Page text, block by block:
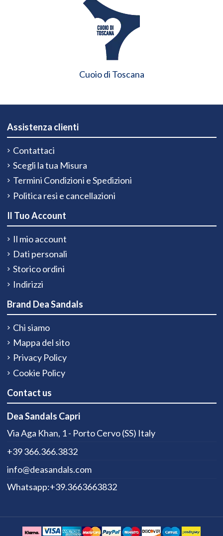
Cuoio di Toscana
Assistenza clienti
Contattaci
Scegli la tua Misura
Termini Condizioni e Spedizioni
Politica resi e cancellazioni
Il Tuo Account
Il mio account
Dati personali
Storico ordini
Indirizzi
Brand Dea Sandals
Chi siamo
Mappa del sito
Privacy Policy
Cookie Policy
Contact us
Dea Sandals Capri
Via Aga Khan, 1 - Porto Cervo (SS) Italy
+39 366.366.3832
info@deasandals.com
Whatsapp:+39.3663663832